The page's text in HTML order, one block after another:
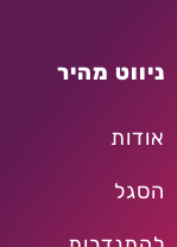
ניווט מהיר
אודות
הסגל